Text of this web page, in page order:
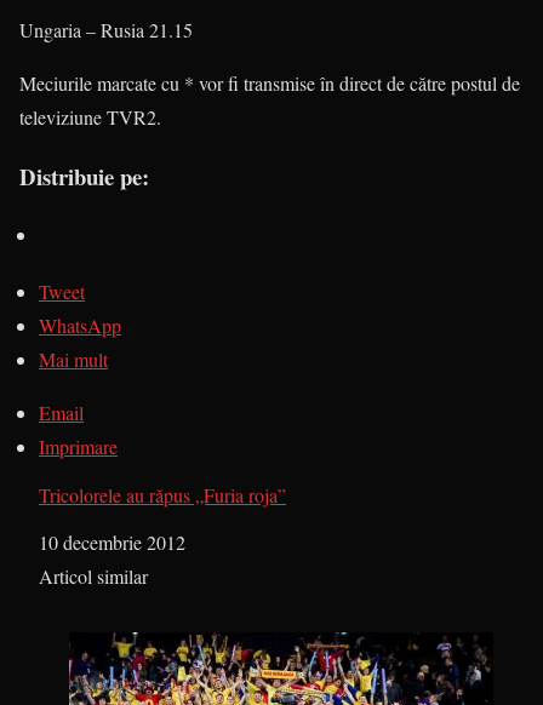
Ungaria – Rusia 21.15
Meciurile marcate cu * vor fi transmise în direct de către postul de
televiziune TVR2.
Distribuie pe:
Tweet
WhatsApp
Mai mult
Email
Imprimare
Tricolorele au răpus „Furia roja”
Dată
10 decembrie 2012
În legătură cu
Articol similar